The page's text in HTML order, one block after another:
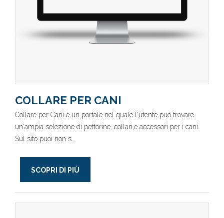
COLLARE PER CANI
Collare per Cani è un portale nel quale l'utente può trovare
un'ampia selezione di pettorine, collari,e accessori per i cani.
Sul sito puoi non s..
SCOPRI DI PIÙ